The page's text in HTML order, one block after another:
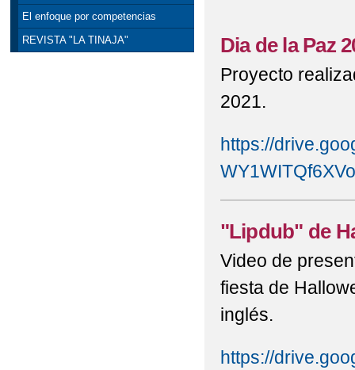
El enfoque por competencias
REVISTA "LA TINAJA"
Dia de la Paz
Proyecto
2021.
https://
"Lipdub" de
Video de
fiesta de
inglés.
https://